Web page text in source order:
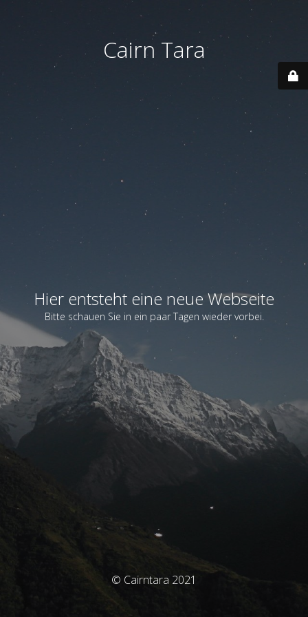
Cairn Tara
Hier entsteht eine neue Webseite
Bitte schauen Sie in ein paar Tagen wieder vorbei.
© Cairntara 2021